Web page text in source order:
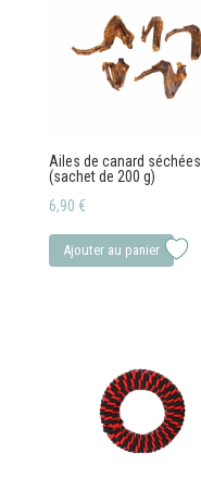
Ailes de canard séchées
(sachet de 200 g)
6,90 €
Ajouter au panier